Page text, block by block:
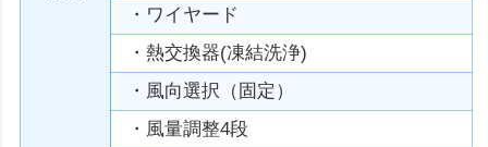
・ワイヤード
・熱交換器(凍結洗浄)
・風向選択（固定）
・風量調整4段